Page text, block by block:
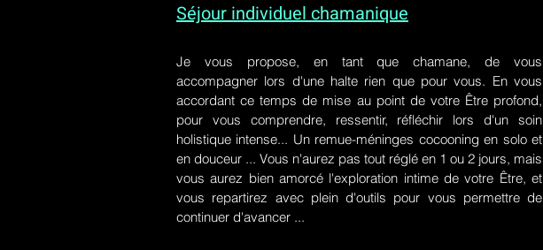
Séjour individuel chamanique
Je vous propose, en tant que chamane, de vous
accompagner lors d'une halte rien que pour vous. En vous
accordant ce temps de mise au point de votre Être profond,
pour vous comprendre, ressentir, réfléchir lors d'un soin
holistique intense... Un remue-méninges cocooning en solo et
en douceur ... Vous n'aurez pas tout réglé en 1 ou 2 jours, mais
vous aurez bien amorcé l'exploration intime de votre Être, et
vous repartirez avec plein d'outils pour vous permettre de
continuer d'avancer ...